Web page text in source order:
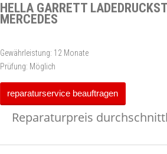
HELLA GARRETT
MERCEDES
Gewährleistung: 12 Monate
Prüfung: Möglich
reparaturservice beauftragen
Reparaturpreis